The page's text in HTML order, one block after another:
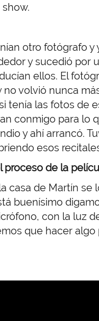
otro fotógrafo y
y sucedió por
ellos. El
volvió nunca
tenía las fotos de
conmigo para lo
y ahí arrancó.
esos
proceso de la
casa de Martín se
buenísimo
con la luz
que hacer algo